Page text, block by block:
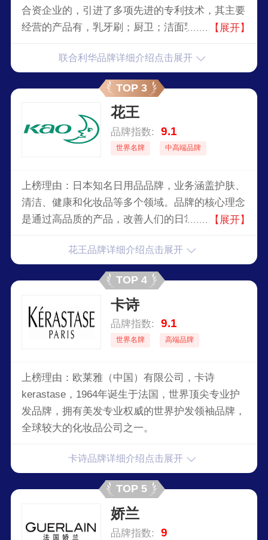
合资企业的，引进了多项先进的专利技术，其主要
经营的产品有，乳牙刷；厨卫；洁面乳；沐浴露；
们日常生活的各个方面。
【展开】
联合利华品牌详细介绍点击展开
TOP 3
花王
品牌指数: 9.1
世界名牌 中高端品牌
上榜理由：日本知名日用品品牌，业务涵盖护肤、
清洁、健康和化妆品等多个领域。品牌的核心理念
是通过高品质的产品，改善人们的日常生活。花王
品如洗发水、洗衣液、纸尿裤等广受全球消费者的
【展开】
花王品牌详细介绍点击展开
TOP 4
卡诗
品牌指数: 9.1
世界名牌 高端品牌
上榜理由：欧莱雅（中国）有限公司，卡诗
kerastase，1964年诞生于法国，世界顶尖专业护
发品牌，拥有美发专业权威的世界护发领袖品牌，
全球较大的化妆品公司之一。
卡诗品牌详细介绍点击展开
TOP 5
娇兰
品牌指数: 9